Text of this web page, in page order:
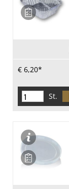
€ 6,20*
St.